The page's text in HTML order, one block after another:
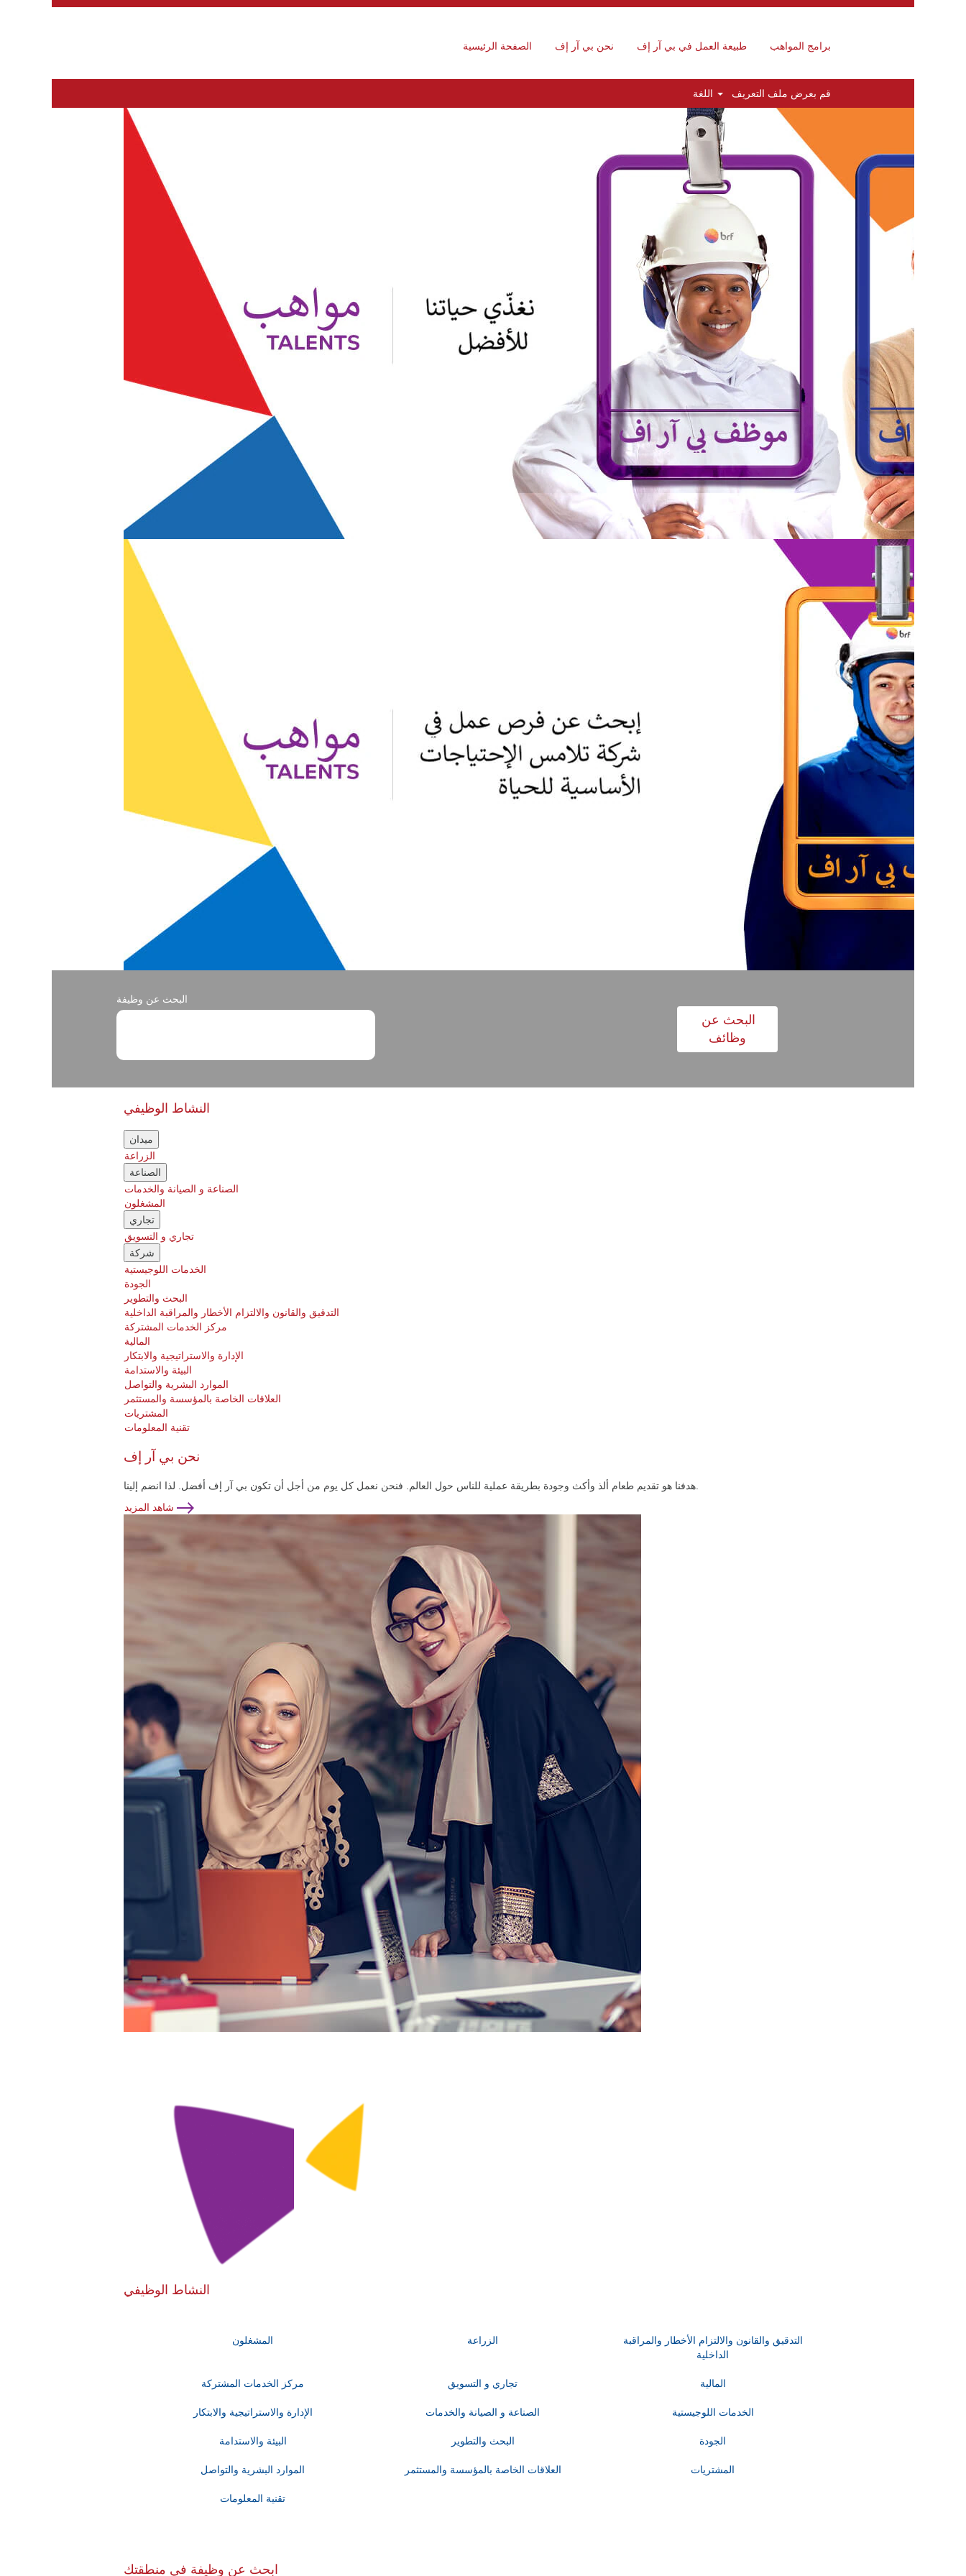
الصفحة الرئيسية نحن بي آر إف طبيعة العمل في بي آر إف برامج المواهب
قم بعرض ملف التعريف
البحث عن وظيفة
النشاط الوظيفي
ميدان
الزراعة
الصناعة
الصناعة و الصيانة والخدمات
المشغلون
تجاري
تجاري و التسويق
شركة
الخدمات اللوجيستية
الجودة
البحث والتطوير
التدقيق والقانون والالتزام الأخطار والمراقبة الداخلية
مركز الخدمات المشتركة
المالية
الإدارة والاستراتيجية والابتكار
البيئة والاستدامة
الموارد البشرية والتواصل
العلاقات الخاصة بالمؤسسة والمستثمر
المشتريات
تقنية المعلومات
نحن بي آر إف
النشاط الوظيفي
المشغلون الزراعة
التدقيق والقانون والالتزام الأخطار والمراقبة
الداخلية
مركز الخدمات المشتركة تجاري و التسويق المالية
الإدارة والاستراتيجية والابتكار الصناعة و الصيانة والخدمات الخدمات اللوجيستية
البيئة والاستدامة البحث والتطوير الجودة
الموارد البشرية والتواصل العلاقات الخاصة بالمؤسسة والمستثمر المشتريات
تقنية المعلومات
ابحث عن وظيفة في منطقتك